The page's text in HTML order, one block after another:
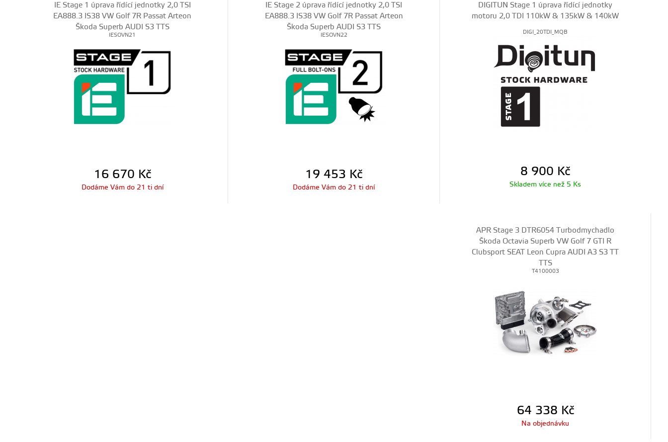
IE Stage 1 úprava řídící jednotky 2,0 TSI
EA888.3 IS38 VW Golf 7R Passat Arteon
Škoda Superb AUDI S3 TTS
IESOVN21
16 670 Kč
Dodáme Vám do 21 ti dní
IE Stage 2 úprava řídící jednotky 2,0 TSI
EA888.3 IS38 VW Golf 7R Passat Arteon
Škoda Superb AUDI S3 TTS
IESOVN22
19 453 Kč
Dodáme Vám do 21 ti dní
DIGITUN Stage 1 úprava řídící jednotky
motoru 2,0 TDI 110kW & 135kW & 140kW
DIGI_20TDI_MQB
8 900 Kč
Skladem více než 5 Ks
APR Stage 3 DTR6054 Turbodmychadlo
Škoda Octavia Superb VW Golf 7 GTI R
Clubsport SEAT Leon Cupra AUDI A3 S3 TT
TTS
T4100003
64 338 Kč
Na objednávku